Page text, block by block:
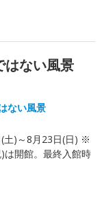
ない風景
ない風景
土)～8月23日(日) ※
は開館。最終入館時